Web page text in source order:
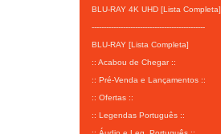
BLU-RAY 4K UHD [Lista Completa]
-----------------------------------------------
BLU-RAY [Lista Completa]
:: Acabou de Chegar ::
:: Pré-Venda e Lançamentos ::
:: Ofertas ::
:: Legendas Português ::